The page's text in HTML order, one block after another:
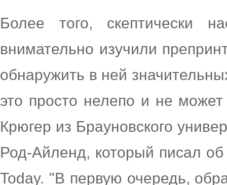
Более того, скептически
внимательно изучили
обнаружить в ней
это просто нелепо и не
Крюгер из Брауновского
Род-Айленд, который писал
Today. "В первую очередь,